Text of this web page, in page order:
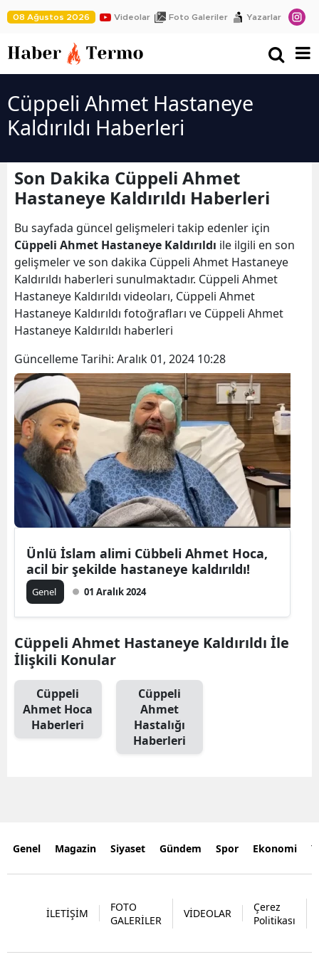
08 Ağustos 2026 Videolar Foto Galeriler Yazarlar
Cüppeli Ahmet Hastaneye
Kaldırıldı Haberleri
Son Dakika Cüppeli Ahmet
Hastaneye Kaldırıldı Haberleri
Bu sayfada güncel gelişmeleri takip edenler için
Cüppeli Ahmet Hastaneye Kaldırıldı ile ilgili en son
gelişmeler ve son dakika Cüppeli Ahmet Hastaneye
Kaldırıldı haberleri sunulmaktadır. Cüppeli Ahmet
Hastaneye Kaldırıldı videoları, Cüppeli Ahmet
Hastaneye Kaldırıldı fotoğrafları ve Cüppeli Ahmet
Hastaneye Kaldırıldı haberleri
Güncelleme Tarihi: Aralık 01, 2024 10:28
Ünlü İslam alimi Cübbeli Ahmet Hoca,
acil bir şekilde hastaneye kaldırıldı!
Genel 01 Aralık 2024
Cüppeli Ahmet Hastaneye Kaldırıldı İle
İlişkili Konular
Cüppeli
Ahmet Hoca
Haberleri
Cüppeli
Ahmet
Hastalığı
Haberleri
Genel Magazin Siyaset Gündem Spor Ekonomi
İLETİŞİM
FOTO
GALERİLER
VİDEOLAR
Çerez
Politikası